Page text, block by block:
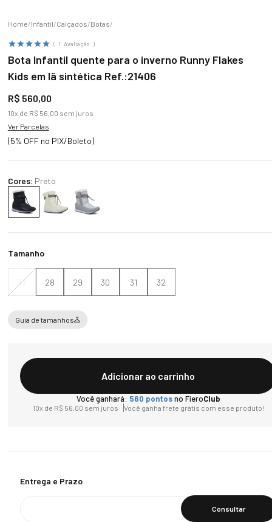
Infantil Calçados Botas
1 Avaliação
Bota Infantil quente para o inverno Runny Flakes
Kids em lã sintética Ref.:21406
R$ 560,00
10x de R$ 56,00 sem juros
Ver Parcelas
(5% OFF no PIX/Boleto)
Cores: Preto
Tamanho
27 28 29 30 31 32
Guia de tamanhos
Adicionar ao carrinho
Você ganhará: 560 pontosno FieroClub
10x de R$ 56,00 sem juros Você ganha frete grátis com esse produto!
Calcular O Frete